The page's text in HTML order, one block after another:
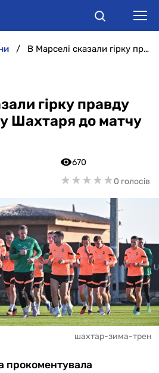
В Марселі сказали гірку правду про підготовку Шахтаря до матчу Ліги Європи
гірку правду
Шахтаря до матчу
670
★★★★★
★★★★★0 голосів
шахтар-зима-трен
прокоментувала